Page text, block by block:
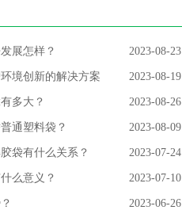
2023-08-23
展怎样？
2023-08-19
境创新的解决方案
2023-08-26
多大？
2023-08-09
通塑料袋？
2023-07-24
袋有什么关系？
2023-07-10
么意义？
2023-06-26